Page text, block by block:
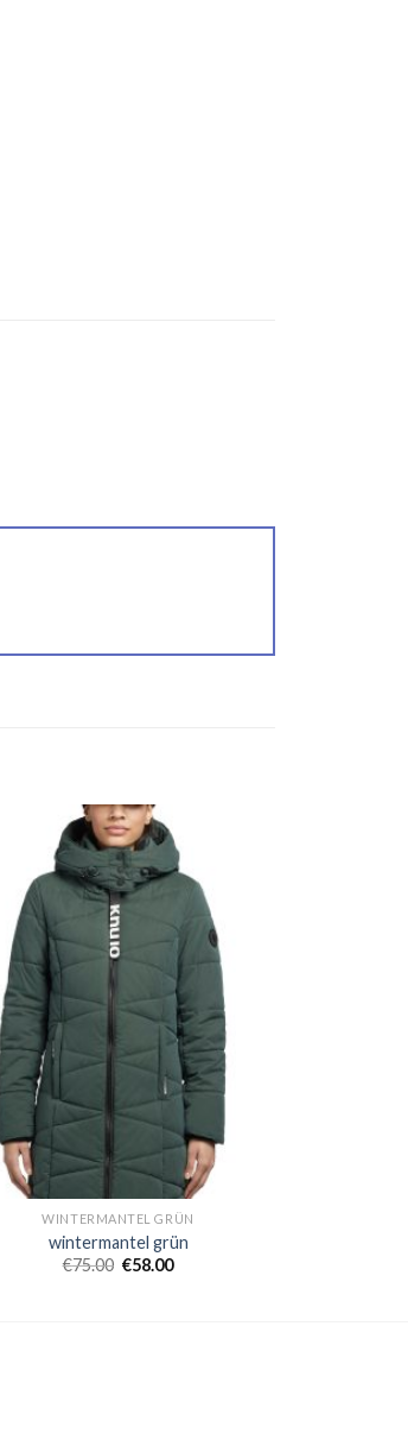
WINTERMANTEL GRÜN
wintermantel grün
€75.00 €58.00